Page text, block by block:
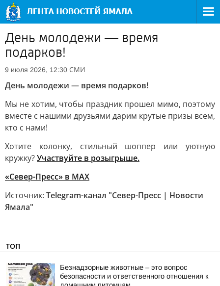
День молодежи — время
подарков!
9 июля 2026, 12:30 СМИ
День молодежи — время подарков!
Мы не хотим, чтобы праздник прошел мимо, поэтому
вместе с нашими друзьями дарим крутые призы всем,
кто с нами!
Хотите колонку, стильный шоппер или уютную
кружку?Участвуйте в розыгрыше.
«Север-Пресс» в MAX
Источник: Telegram-канал "Север-Пресс | Новости
Ямала"
ТОП
Безнадзорные животные – это вопрос
безопасности и ответственного отношения к